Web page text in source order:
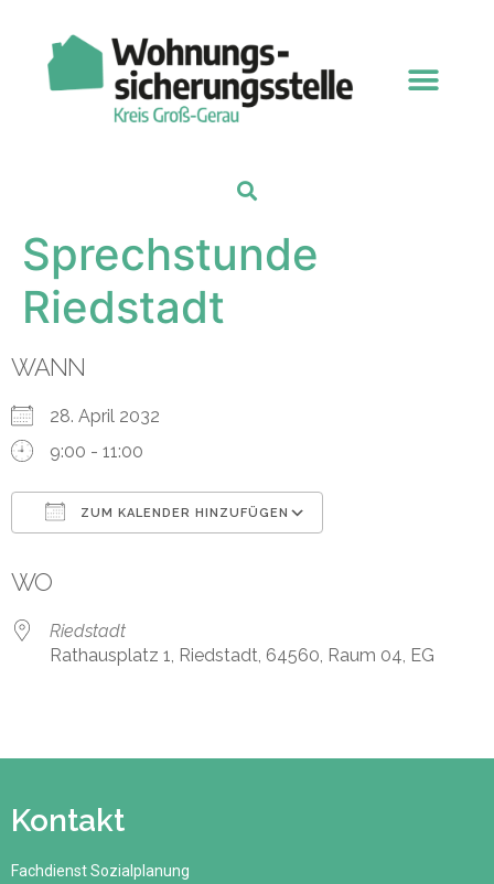
Sprechstunde
Riedstadt
WANN
28. April 2032
9:00 - 11:00
ZUM KALENDER HINZUFÜGEN
WO
Riedstadt
Rathausplatz 1, Riedstadt, 64560, Raum 04, EG
Kontakt
Fachdienst Sozialplanung